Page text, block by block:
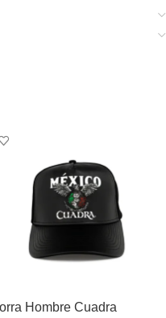
Hombre Cuadra